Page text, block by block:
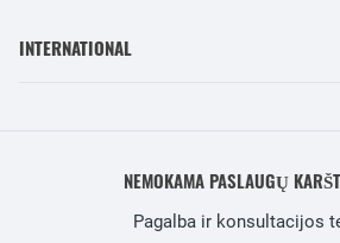
INTERNATIONAL
NEMOKAMA PASLAUGŲ
Pagalba ir konsultacijos